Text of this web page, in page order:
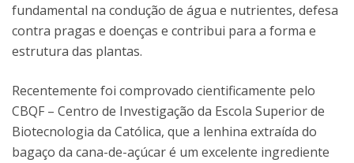
fundamental na condução de água e nutrientes, defesa
contra pragas e doenças e contribui para a forma e
estrutura das plantas.
Recentemente foi comprovado cientificamente pelo
CBQF – Centro de Investigação da Escola Superior de
Biotecnologia da Católica, que a lenhina extraída do
bagaço da cana-de-açúcar é um excelente ingrediente